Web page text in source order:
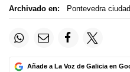
Archivado en: Pontevedra ciudad
Añade a La Voz de Galicia en